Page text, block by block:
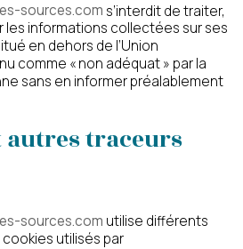
sources.com s’interdit de traiter,
informations collectées sur ses
en dehors de l’Union
comme « non adéquat » par la
sans en informer préalablement
autres traceurs
sources.com utilise différents
cookies utilisés par